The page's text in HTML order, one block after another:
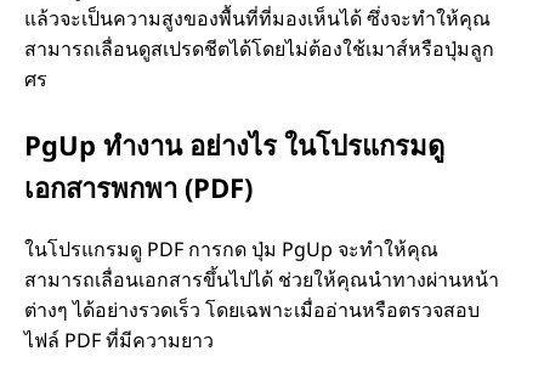
แล้วจะเป็นความสูงของพื้นที่ที่มองเห็นได้ ซึ่งจะทำให้คุณ
สามารถเลื่อนดูสเปรดชีตได้โดยไม่ต้องใช้เมาส์หรือปุ่มลูก
ศร
PgUp ทำงาน อย่างไร ในโปรแกรมดู
เอกสารพกพา (PDF)
ในโปรแกรมดู PDF การกด ปุ่ม PgUp จะทำให้คุณ
สามารถเลื่อนเอกสารขึ้นไปได้ ช่วยให้คุณนำทางผ่านหน้า
ต่างๆ ได้อย่างรวดเร็ว โดยเฉพาะเมื่ออ่านหรือตรวจสอบ
ไฟล์ PDF ที่มีความยาว